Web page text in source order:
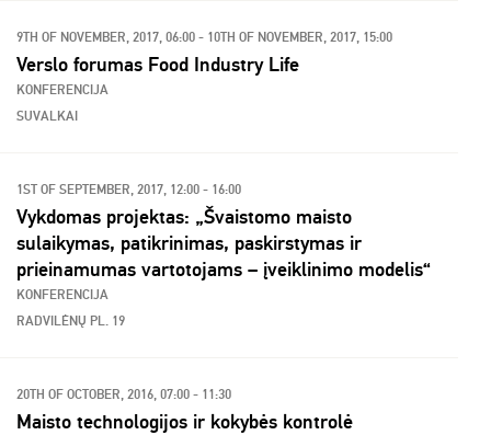
9TH OF NOVEMBER, 2017, 06:00 - 10TH OF NOVEMBER, 2017, 15:00
Verslo forumas Food Industry Life
KONFERENCIJA
SUVALKAI
1ST OF SEPTEMBER, 2017, 12:00 - 16:00
Vykdomas projektas: „Švaistomo maisto
sulaikymas, patikrinimas, paskirstymas ir
prieinamumas vartotojams – įveiklinimo modelis“
KONFERENCIJA
RADVILĖNŲ PL. 19
20TH OF OCTOBER, 2016, 07:00 - 11:30
Maisto technologijos ir kokybės kontrolė